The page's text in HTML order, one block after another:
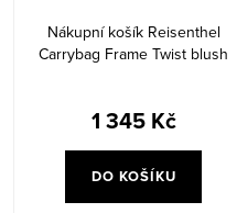
Nákupní košík Reisenthel
Carrybag Frame Twist blush
1 345 Kč
DO KOŠÍKU